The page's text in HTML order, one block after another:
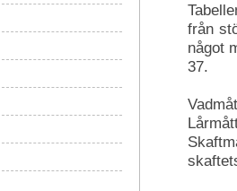
från
något
37.